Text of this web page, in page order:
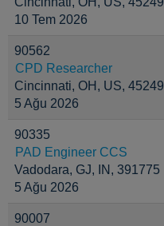
10 Tem 2026
90562
CPD Researcher
Cincinnati, OH, US, 45249
5 Ağu 2026
90335
PAD Engineer CCS
Vadodara, GJ, IN, 391775
5 Ağu 2026
90007